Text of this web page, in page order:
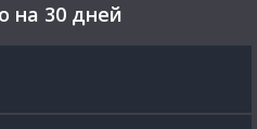
на 30 дней